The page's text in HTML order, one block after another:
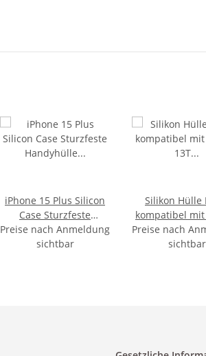
iPhone 15 Plus Silicon
Case Sturzfeste
Handyhülle Schwarz
Preise nach Anmeldung
sichtbar
Silikon Hülle
kompatibel mit
13T
Preise nach
sichtbar